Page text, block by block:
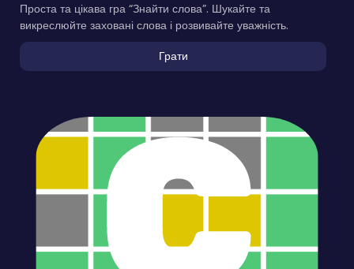
Проста та цікава гра “Знайти слова”. Шукайте та
викреслюйте заховані слова і розвивайте уважність.
Грати